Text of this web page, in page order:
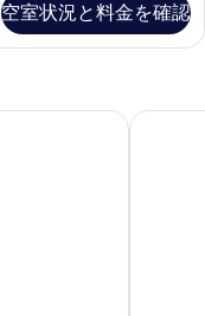
空室状況と料金を確認
ホテル